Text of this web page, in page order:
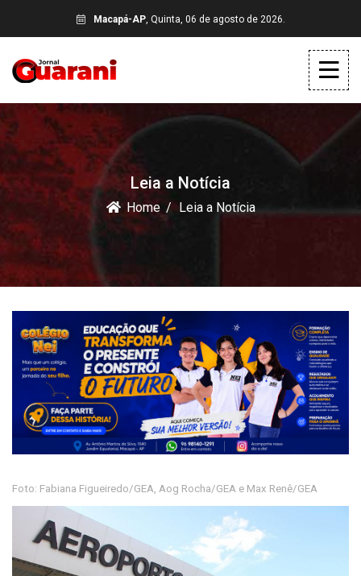
Macapá-AP, Quinta, 06 de agosto de 2026.
Leia a Notícia
Home Leia a Notícia
Foto: Fabiana Figueiredo/GEA, Aog Rocha/GEA e Max Renê/GEA